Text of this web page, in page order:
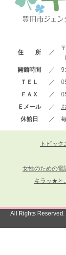
住 所 ／
開館時間
／
ＴＥＬ
／
ＦＡＸ
／
Ｅメール
／
休館日
／
トピック
女性のための電
キラッ★と
All Rights